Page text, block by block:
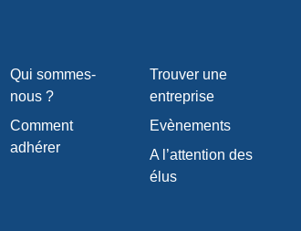
Qui sommes-
nous ?
Comment
adhérer
Trouver une
entreprise
Evènements
A l’attention des
élus